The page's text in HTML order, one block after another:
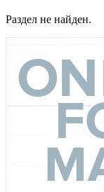
Раздел не найден.